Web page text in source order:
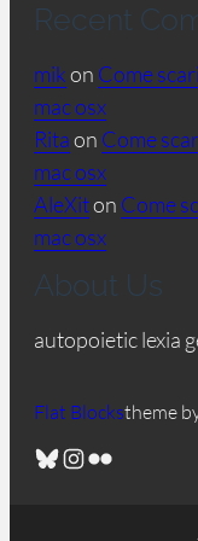
Recent
mikon Come
mac osx
Ritaon Come
mac osx
AleXiton Come
mac osx
About Us
autopoietic lexia
Flat Blockstheme
Bluesky Instagram Flickr